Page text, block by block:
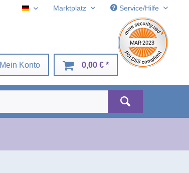
DeustchMarktplatz Service/Hilfe
Mein Konto 0,00 € *